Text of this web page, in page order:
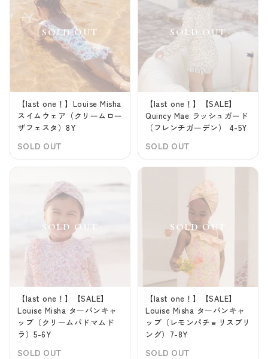
【last one！】Louise Misha
スイムウェア（クリームロー
ザフェスタ）8Y
SOLD OUT
【last one！】【SALE】
Quincy Mae ラッシュガード
（フレンチガーデン） 4-5Y
SOLD OUT
【last one！】【SALE】
Louise Misha ターバンキャ
ップ（クリームパドマムド
ラ）5-6Y
SOLD OUT
【last one！】【SALE】
Louise Misha ターバンキャ
ップ（レモンパチョリスプリ
ング）7-8Y
SOLD OUT